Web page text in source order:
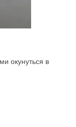
окунуться в